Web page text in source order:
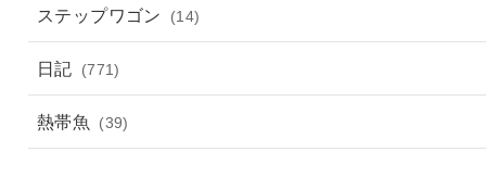
ステップワゴン (14)
日記 (771)
熱帯魚 (39)